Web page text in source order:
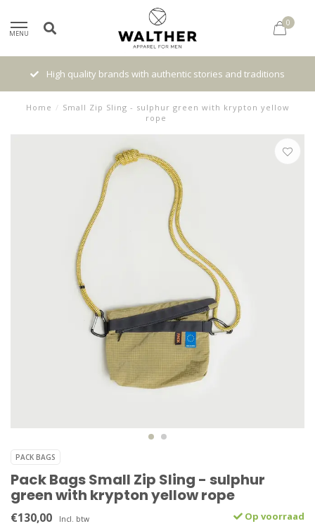
MENU
0
High quality brands with authentic stories and traditions
Home / Small Zip Sling - sulphur green with krypton yellow
rope
PACK BAGS
Pack Bags Small Zip Sling - sulphur
green with krypton yellow rope
€130,00 Incl. btw Op voorraad